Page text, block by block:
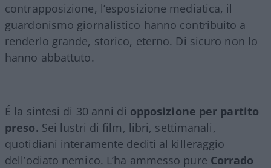
contrapposizione, l’esposizione mediatica, il
guardonismo giornalistico hanno contribuito a
renderlo grande, storico, eterno. Di sicuro non lo
hanno abbattuto.
É la sintesi di 30 anni di opposizione per partito
preso. Sei lustri di film, libri, settimanali,
quotidiani interamente dediti al killeraggio
dell’odiato nemico. L’ha ammesso pure Corrado